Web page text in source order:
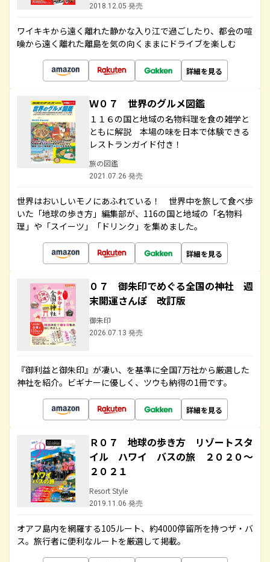
2018.12.05 発売
ワイキキから遠く離れた静かな入り江で過ごしたり、都会の喧
噪から遠く離れた離島を気の向くままにドライブを楽しむ
詳細を見る
Ｗ０７ 世界のグルメ図鑑
１１６の国と地域の名物料理を食の雑学と
ともに解説 本場の味を日本で体験できる
レストランガイド付き！
旅の図鑑
2021.07.26 発売
世界はおいしいモノにあふれている！ 世界中を旅して食べ歩
いた「地球の歩き方」編集部が、116の国と地域の「名物料
理」や「スイーツ」「ドリンク」を集めました。
詳細を見る
０７ 御朱印でめぐる全国の神社 週
末開運さんぽ 改訂版
御朱印
2026.07.13 発売
『御利益と御朱印』が凄い、を基準に全国7万社から厳選した
神社を紹介。ビギナーに優しく、ツウも納得の1冊です。
詳細を見る
Ｒ０７ 地球の歩き方 リゾートスタ
イル ハワイ バスの旅 ２０２０～
２０２１
Resort Style
2019.11.06 発売
オアフ島内を網羅する105ルート、約4000停留所を持つザ・バ
ス。旅行者に便利なルートを厳選して掲載。